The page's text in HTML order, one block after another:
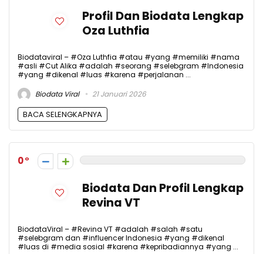
Profil Dan Biodata Lengkap
Oza Luthfia
Biodataviral – #Oza Luthfia #atau #yang #memiliki #nama
#asli #Cut Alika #adalah #seorang #selebgram #Indonesia
#yang #dikenal #luas #karena #perjalanan ...
Biodata Viral
21 Januari 2026
BACA SELENGKAPNYA
0
Biodata Dan Profil Lengkap
Revina VT
BiodataViral – #Revina VT #adalah #salah #satu
#selebgram dan #influencer Indonesia #yang #dikenal
#luas di #media sosial #karena #kepribadiannya #yang ...